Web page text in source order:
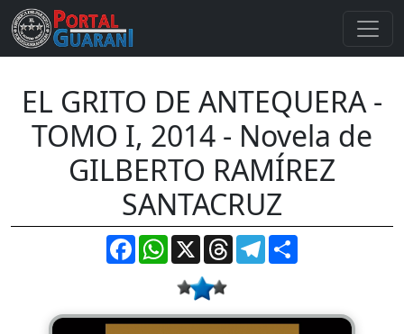
EL GRITO DE ANTEQUERA -
TOMO I, 2014 - Novela de
GILBERTO RAMÍREZ
SANTACRUZ
FacebookWhatsApp
X ThreadsTelegram